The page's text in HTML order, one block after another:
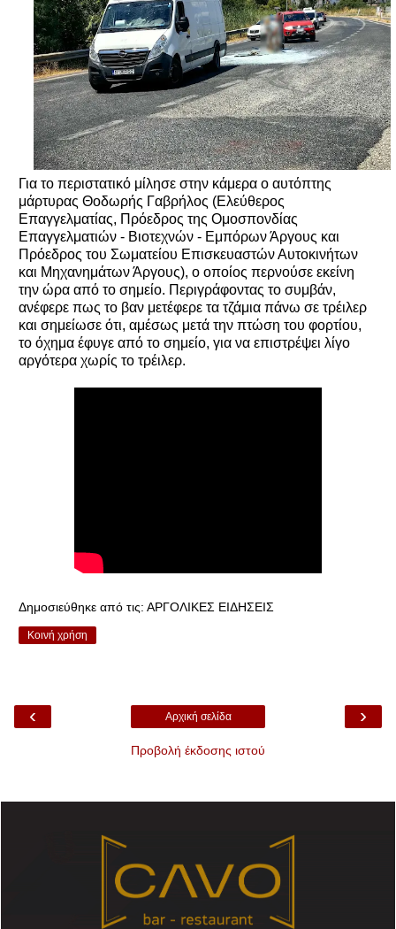
Για το περιστατικό μίλησε στην κάμερα ο αυτόπτης
μάρτυρας Θοδωρής Γαβρήλος (Ελεύθερος
Επαγγελματίας, Πρόεδρος της Ομοσπονδίας
Επαγγελματιών - Βιοτεχνών - Εμπόρων Άργους και
Πρόεδρος του Σωματείου Επισκευαστών Αυτοκινήτων
και Μηχανημάτων Άργους), ο οποίος περνούσε εκείνη
την ώρα από το σημείο. Περιγράφοντας το συμβάν,
ανέφερε πως το βαν μετέφερε τα τζάμια πάνω σε τρέιλερ
και σημείωσε ότι, αμέσως μετά την πτώση του φορτίου,
το όχημα έφυγε από το σημείο, για να επιστρέψει λίγο
αργότερα χωρίς το τρέιλερ.
Δημοσιεύθηκε από τις: ΑΡΓΟΛΙΚΕΣ ΕΙΔΗΣΕΙΣ
Κοινή χρήση
‹ ›
Αρχική σελίδα
Προβολή έκδοσης ιστού